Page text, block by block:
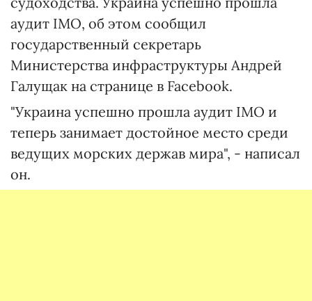
аудит ІМО, об этом сообщил
государственный секретарь
Министерства инфраструктуры Андрей
Галущак на странице в Facebook.
"Украина успешно прошла аудит ІМО и
теперь занимает достойное место среди
ведущих морских держав мира", - написал
он.